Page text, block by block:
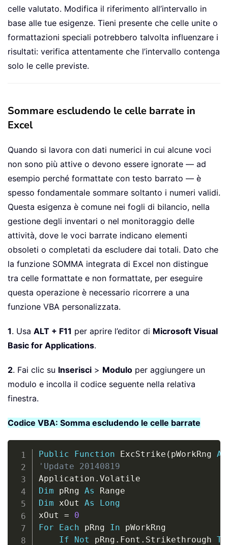
celle valutato. Modifica il riferimento all’intervallo in
base alle tue esigenze. Tieni presente che celle unite o
formattazioni speciali potrebbero talvolta influenzare i
risultati: verifica attentamente che l’intervallo contenga
solo le celle previste.
Sommare escludendo le celle barrate in
Excel
Quando si lavora con dati numerici in cui alcune voci
non sono più attive o devono essere ignorate — ad
esempio perché formattate con testo barrato — è
spesso fondamentale sommare soltanto i numeri validi.
Questa esigenza è comune nei fogli di bilancio, nella
gestione degli inventari o nel monitoraggio delle
attività, dove le voci barrate indicano elementi
obsoleti o completati da escludere dai totali. Dato che
la funzione SOMMA integrata di Excel non distingue
tra celle formattate e non formattate, per eseguire
questa operazione è necessario ricorrere a una
funzione VBA personalizzata.
1. Usa ALT + F11 per aprire l’editor di Microsoft Visual
Basic for Applications.
2. Fai clic su Inserisci > Modulo per aggiungere un
modulo e incolla il codice seguente nella relativa
finestra.
Codice VBA: Somma escludendo le celle barrate
Public Function ExcStrike ( pWorkRng As
'Update 20140819
Application .
Dim pRng As
Dim xOut As
Long
xOut =
0
For
Each pRng In pWorkRng
If
Not pRng . Font . Strikethrough
Copy